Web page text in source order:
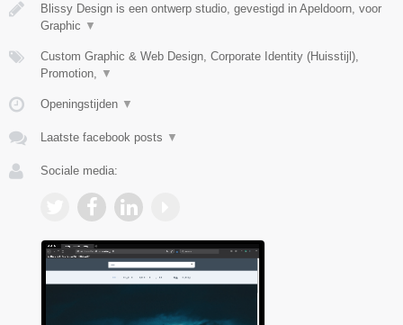
Blissy Design is een ontwerp studio, gevestigd in Apeldoorn, voor
Graphic ▼
Custom Graphic & Web Design, Corporate Identity (Huisstijl),
Promotion,
▼
Openingstijden ▼
Laatste facebook posts ▼
Sociale media: